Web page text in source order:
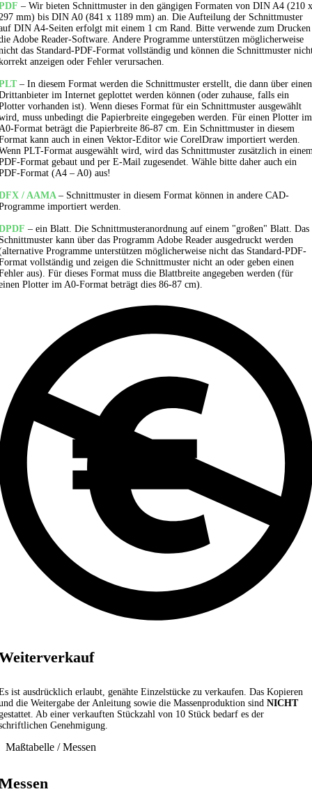
– Wir bieten Schnittmuster in den gängigen Formaten von DIN A4 (210 x
mm) bis DIN A0 (841 x 1189 mm) an. Die Aufteilung der Schnittmuster
DIN A4-Seiten erfolgt mit einem 1 cm Rand. Bitte verwende zum Drucken
Adobe Reader-Software. Andere Programme unterstützen möglicherweise
das Standard-PDF-Format vollständig und können die Schnittmuster
anzeigen oder Fehler verursachen.
– In diesem Format werden die Schnittmuster erstellt, die dann über einen
im Internet geplottet werden können (oder zuhause, falls ein
vorhanden ist). Wenn dieses Format für ein Schnittmuster ausgewählt
muss unbedingt die Papierbreite eingegeben werden. Für einen Plotter im
Format beträgt die Papierbreite 86-87 cm. Ein Schnittmuster in diesem
kann auch in einen Vektor-Editor wie CorelDraw importiert werden.
PLT-Format ausgewählt wird, wird das Schnittmuster zusätzlich in
Format gebaut und per E-Mail zugesendet. Wähle bitte daher auch ein
Format (A4 – A0) aus!
/ AAMA – Schnittmuster in diesem Format können in andere CAD-
importiert werden.
– ein Blatt. Die Schnittmusteranordnung auf einem "großen" Blatt. Das
kann über das Programm Adobe Reader ausgedruckt werden
Programme unterstützen möglicherweise nicht das Standard-PDF-
vollständig und zeigen die Schnittmuster nicht an oder geben einen
aus). Für dieses Format muss die Blattbreite angegeben werden (für
Plotter im A0-Format beträgt dies 86-87 cm).
ist ausdrücklich erlaubt, genähte Einzelstücke zu verkaufen. Das Kopieren
die Weitergabe der Anleitung sowie die Massenproduktion sind NICHT
Ab einer verkauften Stückzahl von 10 Stück bedarf es der
Genehmigung.
Maßtabelle / Messen